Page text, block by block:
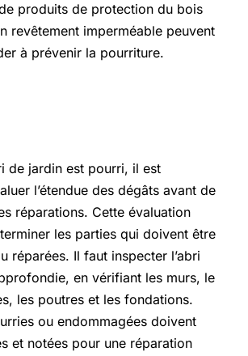
produits de protection du bois
revêtement imperméable peuvent
à prévenir la pourriture.
de jardin est pourri, il est
l’étendue des dégâts avant de
réparations. Cette évaluation
les parties qui doivent être
réparées. Il faut inspecter l’abri
en vérifiant les murs, le
les poutres et les fondations.
ou endommagées doivent
et notées pour une réparation